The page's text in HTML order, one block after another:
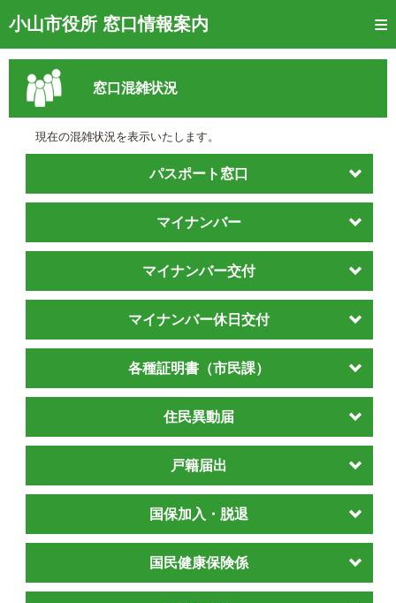
小山市役所 窓口情報案内
トップページ
窓口混雑状況
待ち状況確認
メール通知登録
混雑予想カレンダー
窓口混雑状況
現在の混雑状況を表示いたします。
パスポート窓口
マイナンバー
マイナンバー交付
マイナンバー休日交付
各種証明書（市民課）
住民異動届
戸籍届出
国保加入・脱退
国民健康保険係